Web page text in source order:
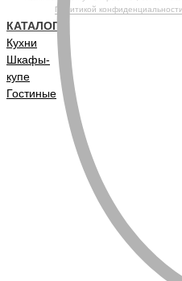
Политикой конфиденциальности
КАТАЛОГ
Кухни
Шкафы-
купе
Гостиные